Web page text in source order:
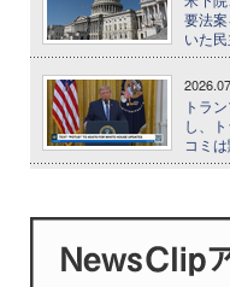
要法
いた
トラ
し、
コミ